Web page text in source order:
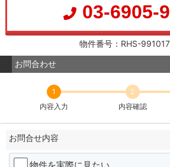
03-6905-
物件番号：RHS-
お問合わせ
1
内容入力
2
内容確認
お問合せ内容